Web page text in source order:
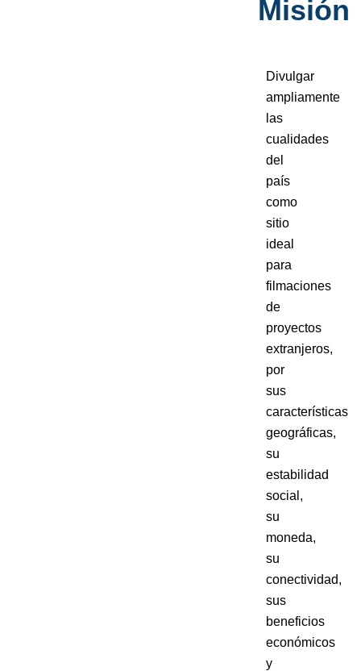
Misión
Divulgar
ampliamente
las
cualidades
del
país
como
sitio
ideal
para
filmaciones
de
proyectos
extranjeros,
por
sus
características
geográficas,
su
estabilidad
social,
su
moneda,
su
conectividad,
sus
beneficios
económicos
y